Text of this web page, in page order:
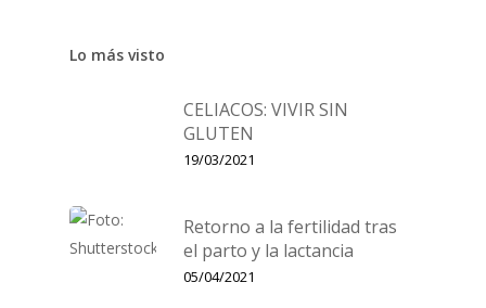
Lo más visto
CELIACOS: VIVIR SIN
GLUTEN
19/03/2021
Retorno a la fertilidad tras
el parto y la lactancia
05/04/2021